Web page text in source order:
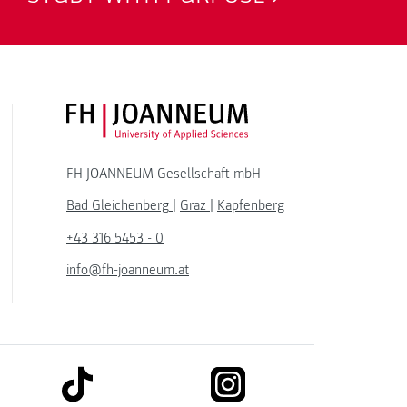
FH JOANNEUM Logo
FH JOANNEUM Gesellschaft mbH
Bad Gleichenberg
Graz
Kapfenberg
+43 316 5453 - 0
info@fh-joanneum.at
link to tiktok link to instagram